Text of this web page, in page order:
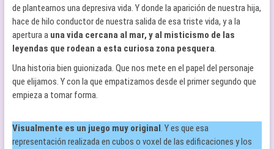
de plantearnos una depresiva vida. Y donde la aparición de nuestra hija,
hace de hilo conductor de nuestra salida de esa triste vida, y a la
apertura a una vida cercana al mar, y al misticismo de las
leyendas que rodean a esta curiosa zona pesquera.
Una historia bien guionizada. Que nos mete en el papel del personaje
que elijamos. Y con la que empatizamos desde el primer segundo que
empieza a tomar forma.
Visualmente es un juego muy original . Y es que esa
representación realizada en cubos o voxel de las edificaciones y los